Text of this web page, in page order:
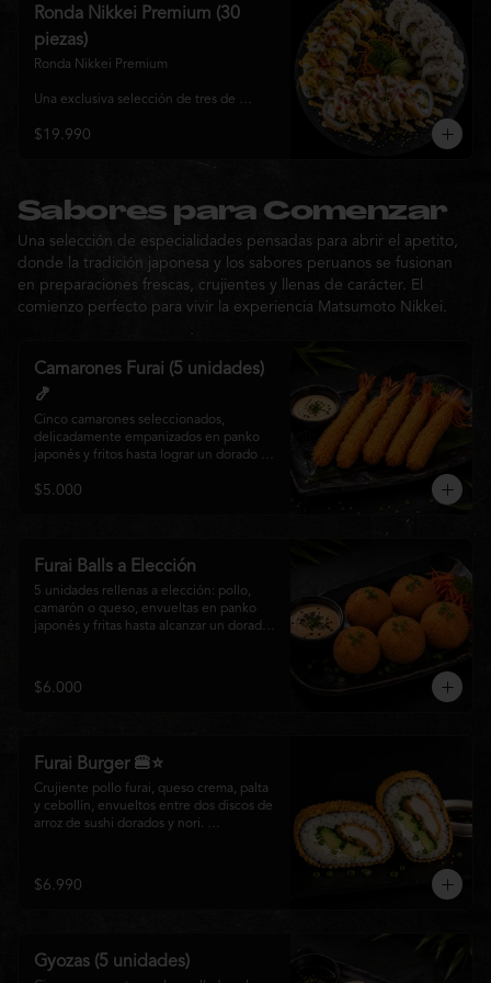
y sabor, ideal para compartir entre 3 y 4
Ronda Nikkei Premium (30
piezas)
Ronda Nikkei Premium
Una exclusiva selección de tres de
elaborados con ingredientes frescos y
pensada para compartir y descubrir la
esencia de Matsumoto Nikkei en cada
bocado.
$19.990
Sabores para Comenzar
Una selección de especialidades pensadas para abrir el apetito,
donde la tradición japonesa y los sabores peruanos se fusionan
en preparaciones frescas, crujientes y llenas de carácter. El
comienzo perfecto para vivir la experiencia Matsumoto Nikkei.
Camarones Furai (5 unidades)
🍤
Cinco camarones seleccionados,
delicadamente empanizados en panko
japonés y fritos hasta lograr un dorado
por dentro, acompañados de nuestra
nikkei.
$5.000
Furai Balls a Elección
5 unidades rellenas a elección: pollo,
camarón o queso, envueltas en panko
japonés y fritas hasta alcanzar un dorado
$6.000
Furai Burger 🍔⭐
Crujiente pollo furai, queso crema, palta
y cebollín, envueltos entre dos discos de
arroz de sushi dorados y nori.
tradición japonesa con el sabor nikkei en
cada bocado.
$6.990
Gyozas (5 unidades)